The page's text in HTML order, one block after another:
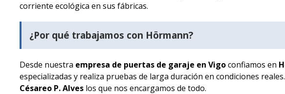
corriente ecológica en sus fábricas.
¿Por qué trabajamos con Hörmann?
Desde nuestra empresa de puertas de garaje en Vigoconfiamos en
especializadas y realiza pruebas de larga duración en condiciones
Césareo P. Alves los que nos encargamos de todo.